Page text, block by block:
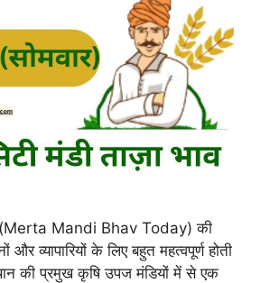
(Merta Mandi Bhav Today) की
और व्यापारियों के लिए बहुत महत्वपूर्ण होती
की प्रमुख कृषि उपज मंडियों में से एक